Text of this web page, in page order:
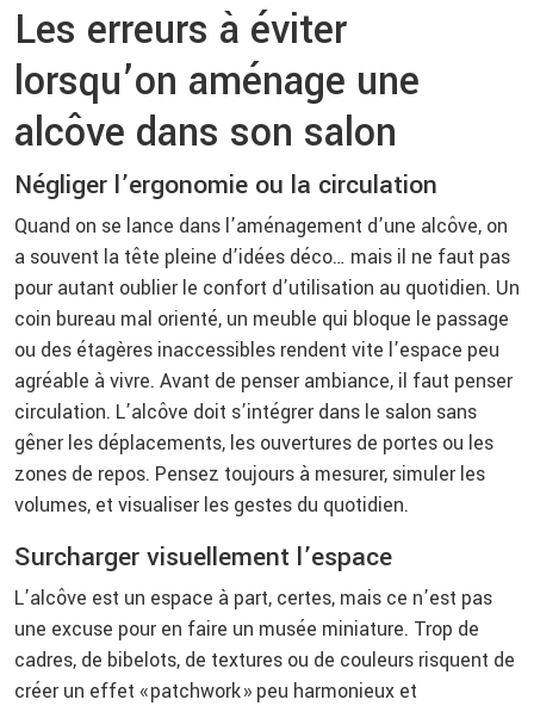
Les erreurs à éviter
lorsqu’on aménage une
alcôve dans son salon
Négliger l’ergonomie ou la circulation
Quand on se lance dans l’aménagement d’une alcôve, on
a souvent la tête pleine d’idées déco… mais il ne faut pas
pour autant oublier le confort d’utilisation au quotidien. Un
coin bureau mal orienté, un meuble qui bloque le passage
ou des étagères inaccessibles rendent vite l’espace peu
agréable à vivre. Avant de penser ambiance, il faut penser
circulation. L’alcôve doit s’intégrer dans le salon sans
gêner les déplacements, les ouvertures de portes ou les
zones de repos. Pensez toujours à mesurer, simuler les
volumes, et visualiser les gestes du quotidien.
Surcharger visuellement l’espace
L’alcôve est un espace à part, certes, mais ce n’est pas
une excuse pour en faire un musée miniature. Trop de
cadres, de bibelots, de textures ou de couleurs risquent de
créer un effet « patchwork » peu harmonieux et